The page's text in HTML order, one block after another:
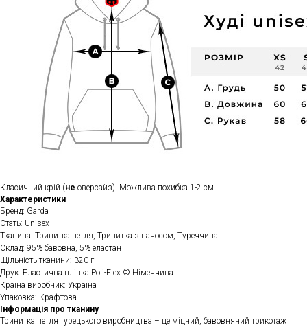
Класичний крій (не оверсайз). Можлива похибка 1-2 см.
Характеристики
Бренд: Garda
Стать: Unisex
Тканина: Тринитка петля, Тринитка з начосом, Туреччина
Склад: 95% бавовна, 5% еластан
Щільність тканини: 320 г
Друк: Еластична плівка Poli-Flex © Німеччина
Країна виробник: Україна
Упаковка: Крафтова
Інформація про тканину
Тринитка петля турецького виробництва – це міцний, бавовняний трикотаж